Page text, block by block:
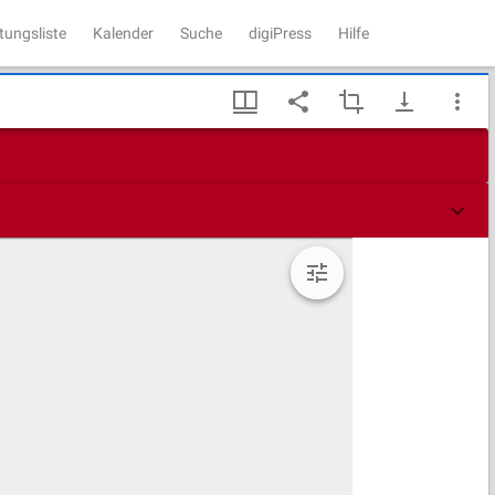
Kalender Suche digiPress Hilfe